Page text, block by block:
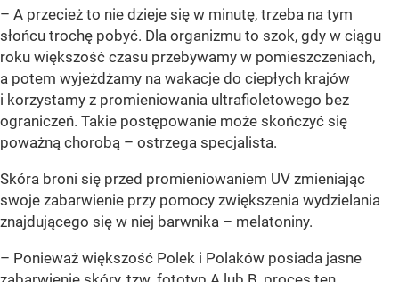
– A przecież to nie dzieje się w minutę, trzeba na tym
słońcu trochę pobyć. Dla organizmu to szok, gdy w ciągu
roku większość czasu przebywamy w pomieszczeniach,
a potem wyjeżdżamy na wakacje do ciepłych krajów
i korzystamy z promieniowania ultrafioletowego bez
ograniczeń. Takie postępowanie może skończyć się
poważną chorobą – ostrzega specjalista.
Skóra broni się przed promieniowaniem UV zmieniając
swoje zabarwienie przy pomocy zwiększenia wydzielania
znajdującego się w niej barwnika – melatoniny.
– Ponieważ większość Polek i Polaków posiada jasne